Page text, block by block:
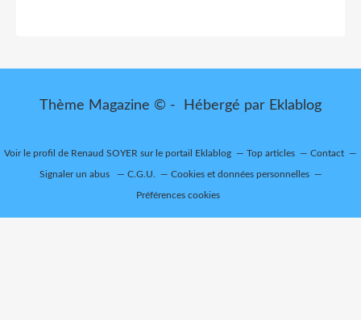
Thème Magazine © - Hébergé par Eklablog
Voir le profil de Renaud SOYER sur le portail Eklablog Top articles Contact
Signaler un abus C.G.U. Cookies et données personnelles
Préférences cookies